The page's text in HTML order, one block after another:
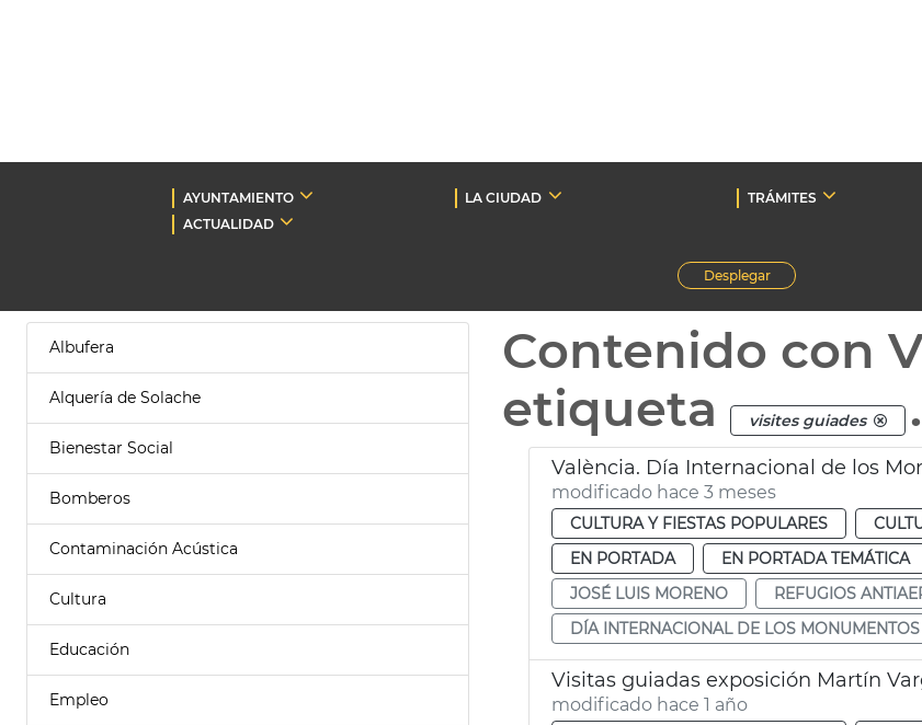
AYUNTAMIENTO LA CIUDAD TRÁMITES
ACTUALIDAD
Desplegar
Albufera
Alquería de Solache
Bienestar Social
Bomberos
Contaminación Acústica
Cultura
Educación
Empleo
Contenido con
etiqueta
visites guiades .
València. Día Internacional de los
modificado hace 3 meses
CULTURA Y FIESTAS POPULARES
EN PORTADA
EN PORTADA TEMÁTICA
JOSÉ LUIS MORENO
REFUGIOS
DÍA INTERNACIONAL DE LOS MONUMENTOS
Visitas guiadas exposición Martín
modificado hace 1 año